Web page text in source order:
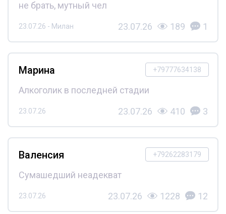
не брать, мутный чел
23.07.26 - Милан 23.07.26 189 1
+79777634138
Марина
Алкоголик в последней стадии
23.07.26 23.07.26 410 3
+79262283179
Валенсия
Сумашедший неадекват
23.07.26 23.07.26 1228 12